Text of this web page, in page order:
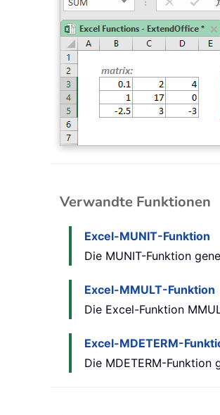
Verwandte Funktionen
Excel-MUNIT-Funktion
Die MUNIT-Funktion
Excel-MMULT-Funktion
Die Excel-Funktion
Excel-MDETERM-
Die MDETERM-